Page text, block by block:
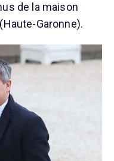
de la maison
Garonne).